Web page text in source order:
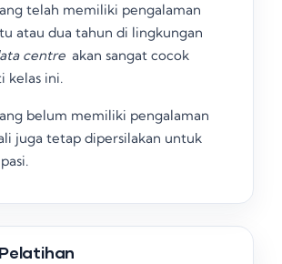
telah memiliki pengalaman
atau dua tahun di lingkungan
centre akan sangat cocok
kelas ini.
belum memiliki pengalaman
juga tetap dipersilakan untuk
.